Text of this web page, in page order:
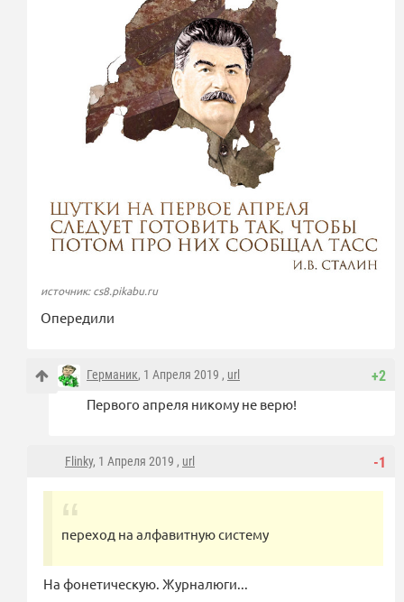
источник: cs8.pikabu.ru
Опередили
+2
Германик, 1 Апреля 2019 , url
Первого апреля никому не верю!
-1
Flinky, 1 Апреля 2019 , url
переход на алфавитную систему
На фонетическую. Журналюги...